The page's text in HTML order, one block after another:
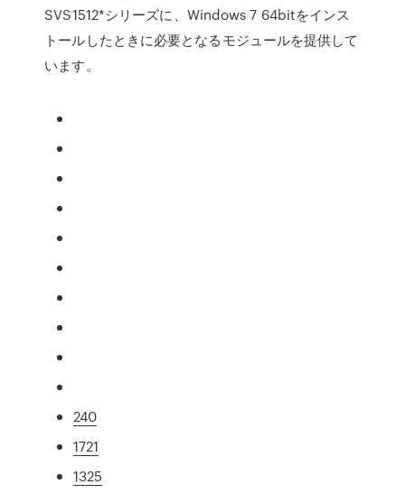
SVS1512*シリーズに、Windows 7 64bitをインス
トールしたときに必要となるモジュールを提供して
います。
240
1721
1325